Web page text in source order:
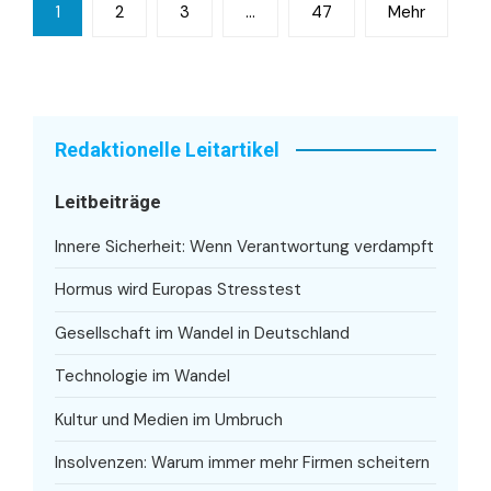
der
1 2 3 … 47 Mehr
Redaktionelle Leitartikel
Leitbeiträge
Innere Sicherheit: Wenn Verantwortung verdampft
Hormus wird Europas Stresstest
Gesellschaft im Wandel in Deutschland
Technologie im Wandel
Kultur und Medien im Umbruch
Insolvenzen: Warum immer mehr Firmen scheitern